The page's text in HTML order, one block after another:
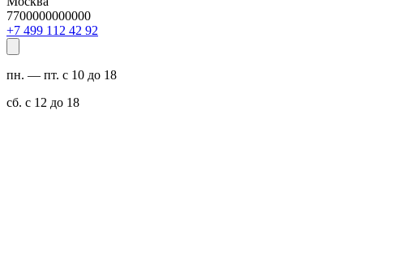
7700000000000
29 24 211 994 7+
пн. — пт. с 10 до 18
сб. с 12 до 18